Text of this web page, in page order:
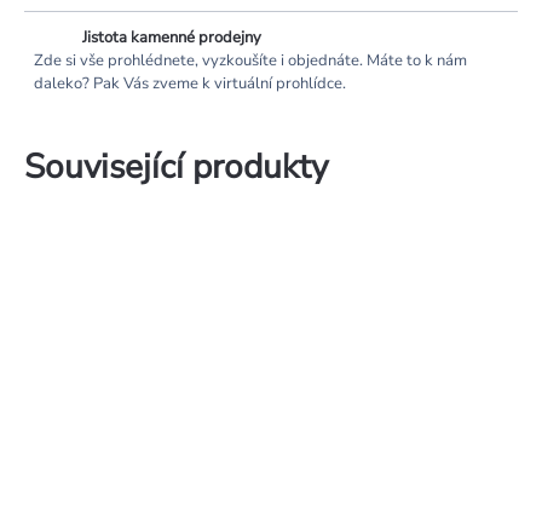
Jistota kamenné prodejny
Zde si vše prohlédnete, vyzkoušíte i objednáte. Máte to k nám
daleko? Pak Vás zveme k virtuální prohlídce.
Související produkty